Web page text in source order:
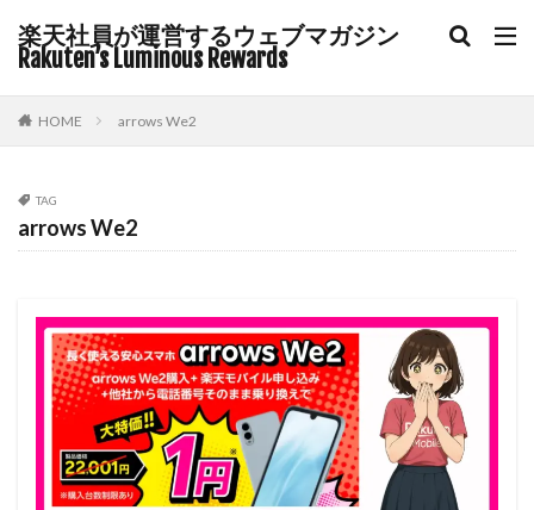
楽天社員が運営するウェブマガジン
Rakuten’s Luminous Rewards
HOME arrows We2
TAG
arrows We2